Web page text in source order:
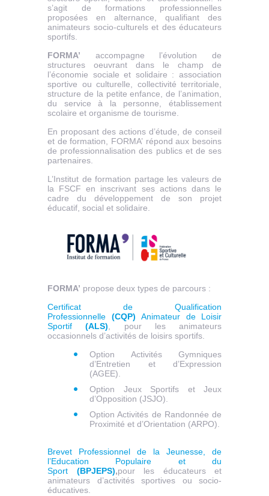
s’agit de formations professionnelles
proposées en alternance, qualifiant des
animateurs socio-culturels et des éducateurs
sportifs.
FORMA’ accompagne l’évolution de
structures oeuvrant dans le champ de
l’économie sociale et solidaire : association
sportive ou culturelle, collectivité territoriale,
structure de la petite enfance, de l’animation,
du service à la personne, établissement
scolaire et organisme de tourisme.
En proposant des actions d’étude, de conseil
et de formation, FORMA’ répond aux besoins
de professionnalisation des publics et de ses
partenaires.
L’Institut de formation partage les valeurs de
la FSCF en inscrivant ses actions dans le
cadre du développement de son projet
éducatif, social et solidaire.
FORMA’ propose deux types de parcours :
Certificat de Qualification
Professionnelle (CQP) Animateur de Loisir
Sportif(ALS), pour les animateurs
occasionnels d’activités de loisirs sportifs.
Option Activités Gymniques
d’Entretien et d’Expression
(AGEE).
Option Jeux Sportifs et Jeux
d’Opposition (JSJO).
Option Activités de Randonnée de
Proximité et d’Orientation (ARPO).
Brevet Professionnel de la Jeunesse, de
l’Education Populaire et du
Sport (BPJEPS),pour les éducateurs et
animateurs d’activités sportives ou socio-
éducatives.